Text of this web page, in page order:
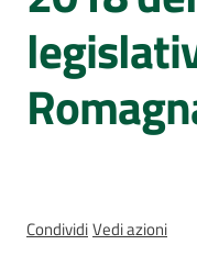
regionale
Le
Notizie
CondividiVedi azioni